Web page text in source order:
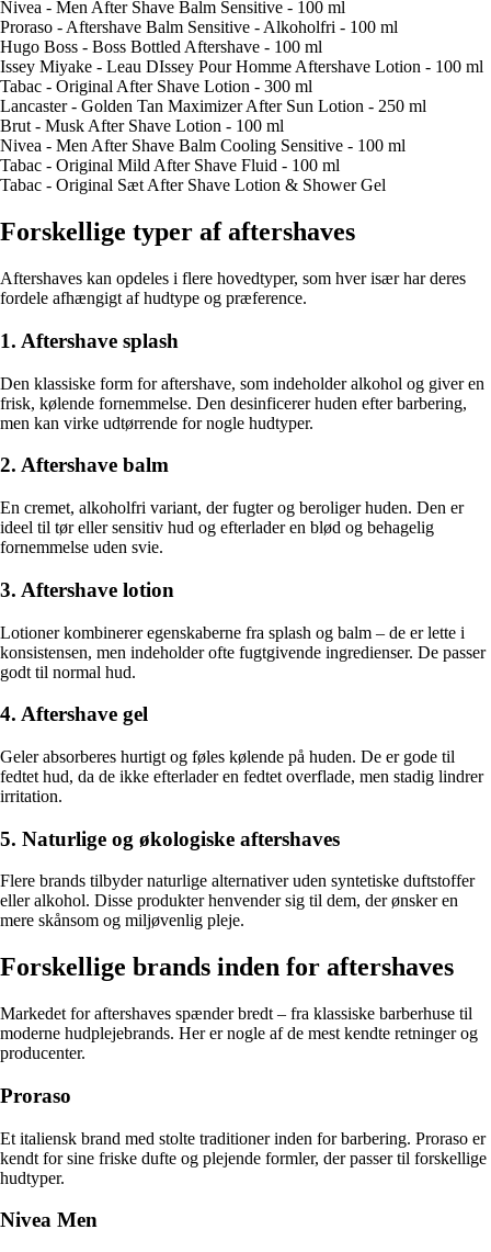
Nivea - Men After Shave Balm Sensitive - 100 ml
Proraso - Aftershave Balm Sensitive - Alkoholfri - 100 ml
Hugo Boss - Boss Bottled Aftershave - 100 ml
Issey Miyake - Leau DIssey Pour Homme Aftershave Lotion - 100 ml
Tabac - Original After Shave Lotion - 300 ml
Lancaster - Golden Tan Maximizer After Sun Lotion - 250 ml
Brut - Musk After Shave Lotion - 100 ml
Nivea - Men After Shave Balm Cooling Sensitive - 100 ml
Tabac - Original Mild After Shave Fluid - 100 ml
Tabac - Original Sæt After Shave Lotion & Shower Gel
Forskellige typer af aftershaves
Aftershaves kan opdeles i flere hovedtyper, som hver især har deres
fordele afhængigt af hudtype og præference.
1. Aftershave splash
Den klassiske form for aftershave, som indeholder alkohol og giver en
frisk, kølende fornemmelse. Den desinficerer huden efter barbering,
men kan virke udtørrende for nogle hudtyper.
2. Aftershave balm
En cremet, alkoholfri variant, der fugter og beroliger huden. Den er
ideel til tør eller sensitiv hud og efterlader en blød og behagelig
fornemmelse uden svie.
3. Aftershave lotion
Lotioner kombinerer egenskaberne fra splash og balm – de er lette i
konsistensen, men indeholder ofte fugtgivende ingredienser. De passer
godt til normal hud.
4. Aftershave gel
Geler absorberes hurtigt og føles kølende på huden. De er gode til
fedtet hud, da de ikke efterlader en fedtet overflade, men stadig lindrer
irritation.
5. Naturlige og økologiske aftershaves
Flere brands tilbyder naturlige alternativer uden syntetiske duftstoffer
eller alkohol. Disse produkter henvender sig til dem, der ønsker en
mere skånsom og miljøvenlig pleje.
Forskellige brands inden for aftershaves
Markedet for aftershaves spænder bredt – fra klassiske barberhuse til
moderne hudplejebrands. Her er nogle af de mest kendte retninger og
producenter.
Proraso
Et italiensk brand med stolte traditioner inden for barbering. Proraso er
kendt for sine friske dufte og plejende formler, der passer til forskellige
hudtyper.
Nivea Men